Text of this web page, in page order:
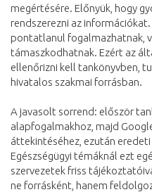
megértésére. Előnyük, hogy
rendszerezni az
pontatlanul fogalmazhatnak,
támaszkodhatnak. Ezért az
ellenőrizni kell tankönyvben,
hivatalos szakmai forrásban.
A javasolt sorrend: először
alapfogalmakhoz, majd
áttekintéséhez, ezután
Egészségügyi témáknál ezt
szervezetek friss
ne forrásként, hanem